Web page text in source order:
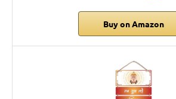
Buy on Amazon